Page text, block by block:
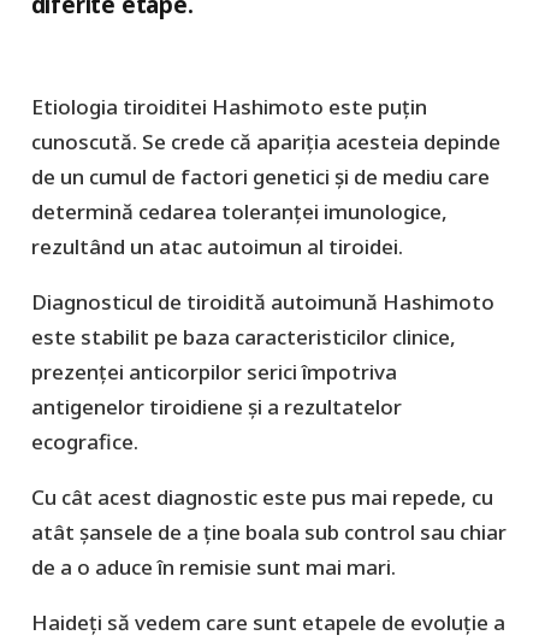
Etiologia tiroiditei Hashimoto este puțin
cunoscută. Se crede că apariția acesteia depinde
de un cumul de factori genetici și de mediu care
determină cedarea toleranței imunologice,
rezultând un atac autoimun al tiroidei.
Diagnosticul de tiroidită autoimună Hashimoto
este stabilit pe baza caracteristicilor clinice,
prezenței anticorpilor serici împotriva
antigenelor tiroidiene și a rezultatelor
ecografice.
Cu cât acest diagnostic este pus mai repede, cu
atât șansele de a ține boala sub control sau chiar
de a o aduce în remisie sunt mai mari.
Haideți să vedem care sunt etapele de evoluție a